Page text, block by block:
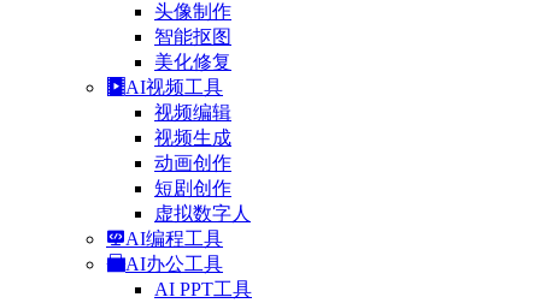
头像制作
智能抠图
美化修复
AI视频工具
视频编辑
视频生成
动画创作
短剧创作
虚拟数字人
AI编程工具
AI办公工具
AI PPT工具